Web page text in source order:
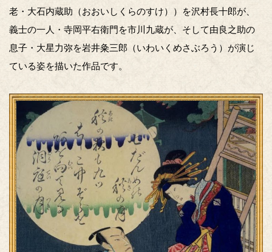
老・大石内蔵助（おおいしくらのすけ））を沢村長十郎が、
義士の一人・寺岡平右衛門を市川九蔵が、そして由良之助の
息子・大星力弥を岩井粂三郎（いわいくめさぶろう）が演じ
ている姿を描いた作品です。